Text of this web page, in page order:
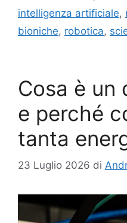
intelligenza artificiale,
bioniche, robotica,
Cosa è un
e perché
tanta
23 Luglio 2026 di